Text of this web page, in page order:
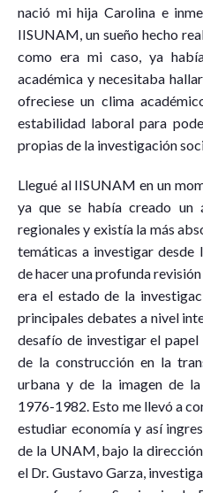
nació mi hija Carolina e
IISUNAM, un sueño hecho
como era mi caso, ya
académica y necesitaba
ofreciese un clima
estabilidad laboral para
propias de la investigación
Llegué al IISUNAM en un
ya que se había creado un
regionales y existía la más
temáticas a investigar desde
de hacer una profunda
era el estado de la
principales debates a nivel
desafío de investigar el
de la construcción en la
urbana y de la imagen de
1976-1982. Esto me llevó a
estudiar economía y así
de la UNAM, bajo la
el Dr. Gustavo Garza,